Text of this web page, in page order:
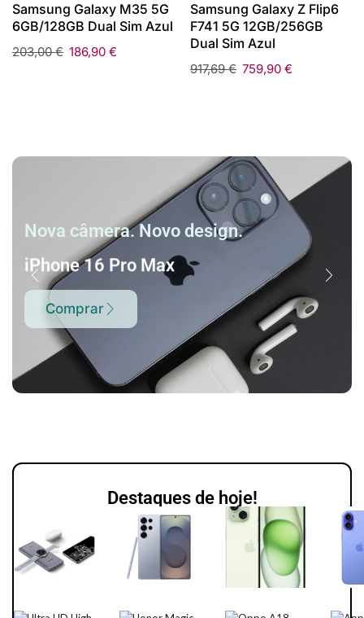
Samsung Galaxy M35 5G
6GB/128GB Dual Sim Azul
203,00€ 186,90 €
Samsung Galaxy Z Flip6
F741 5G 12GB/256GB
Dual Sim Azul
917,69€ 759,90 €
Nova câmera. Novo design.
iPhone 16 Pro Max
Comprar
Destaques de hoje!